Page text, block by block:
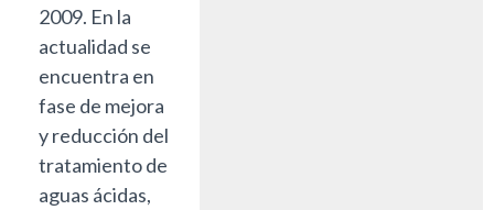
2009. En la
actualidad se
encuentra en
fase de mejora
y reducción del
tratamiento de
aguas ácidas,